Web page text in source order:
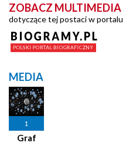
ZOBACZ MULTIMEDIA
dotyczące tej postaci w portalu
MEDIA
1
Graf